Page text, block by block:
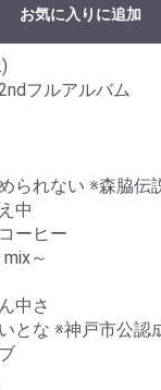
お気に入りに追加
フルアルバム
られない ※森脇伝
中
ーヒー
～
中さ
とな ※神戸市公認